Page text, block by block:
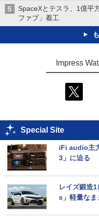
SpaceXとテスラ、1億平
ファブ」着工
Impress
Special Site
iFi audio主
3」に迫る
レイズ鍛造
s」軽量なま